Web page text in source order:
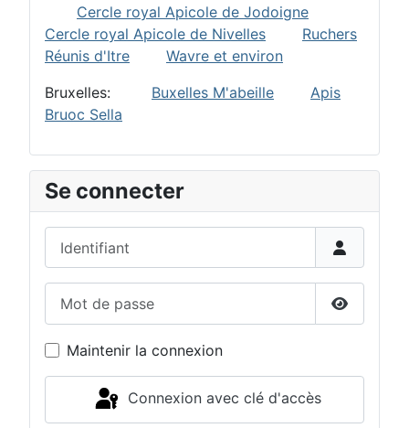
Cercle royal Apicole de Jodoigne
Cercle royal Apicole de Nivelles
Ruchers
Réunis d'Itre
Wavre et environ
Bruxelles: Buxelles M'abeille
Apis
Bruoc Sella
Se connecter
Afficher
Maintenir la connexion
Connexion avec clé d'accès